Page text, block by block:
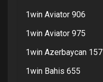
1win Aviator 906
1win Aviator 975
1win Azerbaycan 157
1win Bahis 655